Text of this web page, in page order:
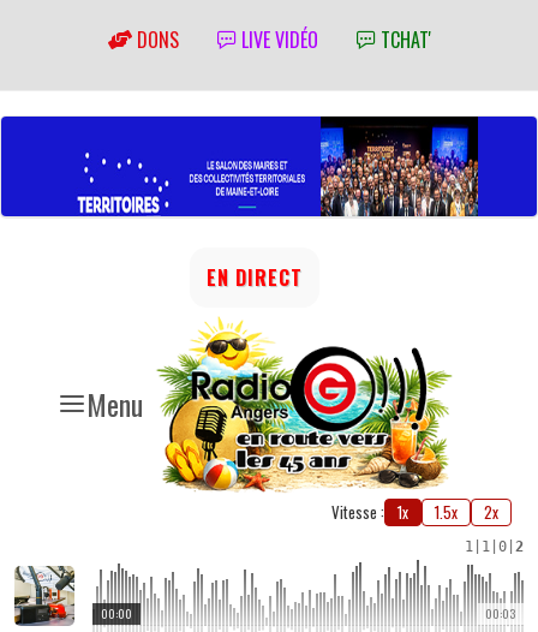
DONS LIVE VIDÉO TCHAT'
Menu
EN DIRECT
Vitesse : 1x 1.5x 2x
1 1 0 2
00:03
00:00